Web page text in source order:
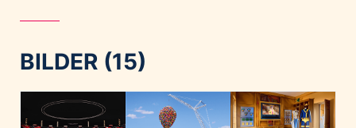
BILDER (15)